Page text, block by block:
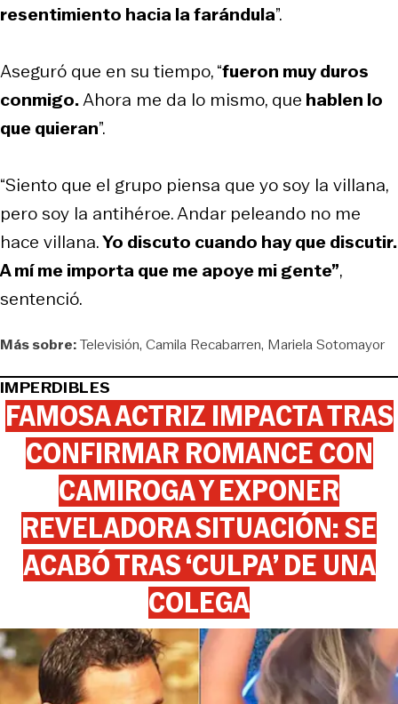
resentimiento hacia la farándula”.
Aseguró que en su tiempo, “fueron muy duros
conmigo.Ahora me da lo mismo, que hablen lo
que quieran”.
“Siento que el grupo piensa que yo soy la villana,
pero soy la antihéroe. Andar peleando no me
hace villana.Yo discuto cuando hay que discutir.
A mí me importa que me apoye mi gente”,
sentenció.
Más sobre:Televisión Camila Recabarren Mariela Sotomayor
IMPERDIBLES
FAMOSA ACTRIZ IMPACTA TRAS
CONFIRMAR ROMANCE CON
CAMIROGA Y EXPONER
REVELADORA SITUACIÓN: SE
ACABÓ TRAS ‘CULPA’ DE UNA
COLEGA